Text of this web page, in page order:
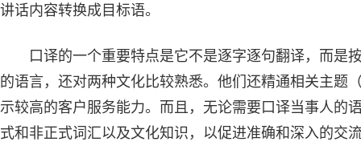
讲话内容转换成目标语。
口译的一个重要特点是它不是逐字逐句翻译，而是
的语言，还对两种文化比较熟悉。他们还精通相关主题
示较高的客户服务能力。而且，无论需要口译当事人的
式和非正式词汇以及文化知识，以促进准确和深入的交